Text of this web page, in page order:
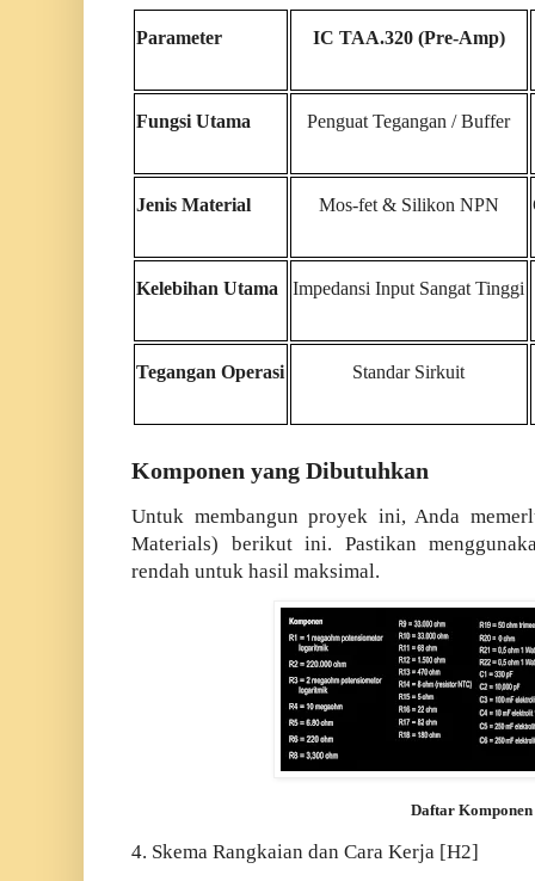
Parameter IC TAA.320 (Pre-Amp)
Fungsi Utama Penguat Tegangan / Buffer
Jenis Material Mos-fet & Silikon NPN
Kelebihan Utama Impedansi Input Sangat Tinggi
Tegangan Operasi Standar Sirkuit
Komponen yang Dibutuhkan
Untuk membangun proyek ini, Anda
Materials) berikut ini. Pastikan
rendah untuk hasil maksimal.
Daftar Komponen
4. Skema Rangkaian dan Cara Kerja [H2]